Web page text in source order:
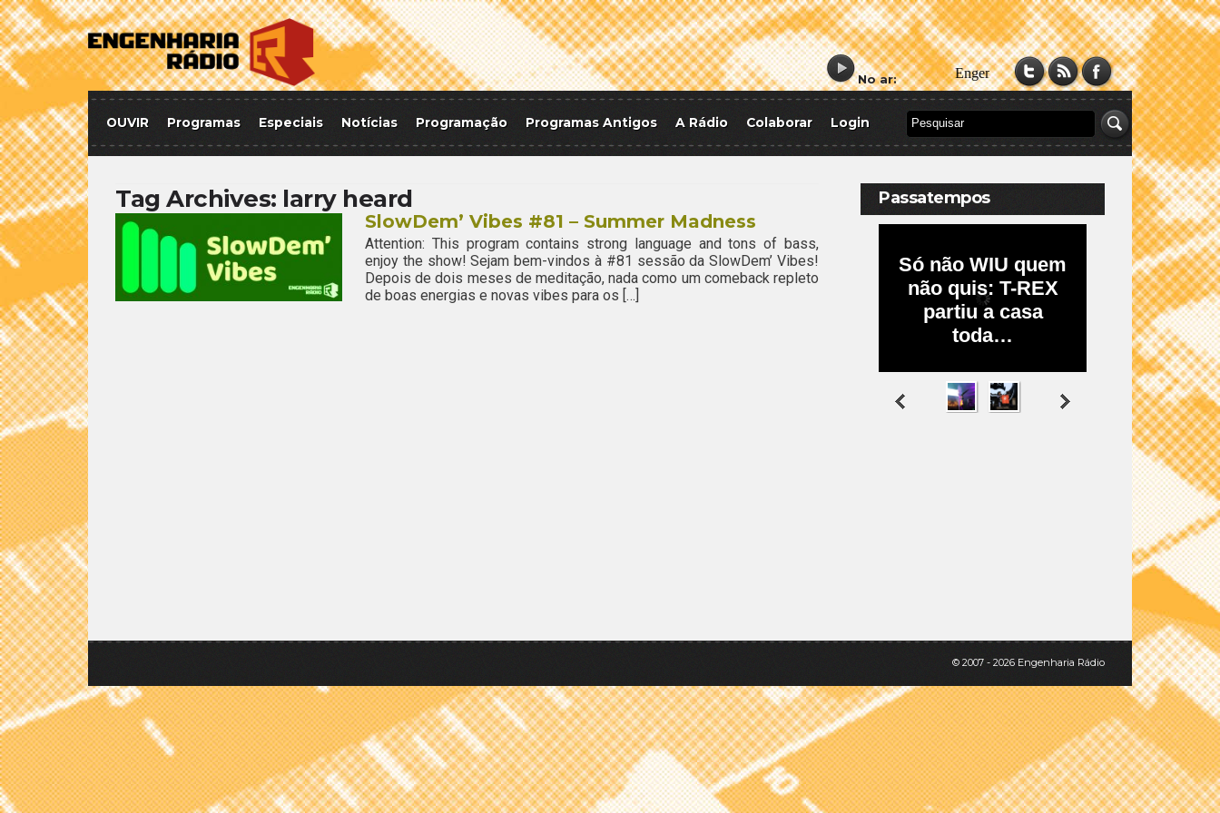
No ar:
OUVIR Programas Especiais Notícias Programação Programas Antigos A Rádio Colaborar Login
Tag Archives: larry heard
SlowDem’ Vibes #81 – Summer Madness
Attention: This program contains strong language and tons of bass,
enjoy the show! Sejam bem-vindos à #81 sessão da SlowDem’ Vibes!
Depois de dois meses de meditação, nada como um comeback repleto
de boas energias e novas vibes para os […]
Passatempos
© 2007 - 2026 Engenharia Rádio